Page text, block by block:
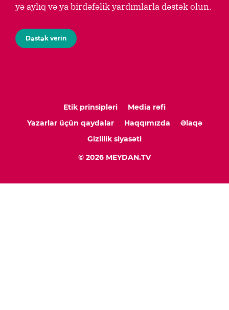
yə aylıq və ya birdəfəlik yardımlarla dəstək olun.
Dəstək verin
Etik prinsipləri
Media rəfi
Yazarlar üçün qaydalar
Haqqımızda
Əlaqə
Gizlilik siyasəti
© 2026 MEYDAN.TV